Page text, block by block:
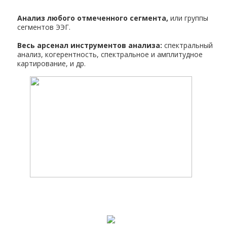
Анализ любого отмеченного сегмента, или группы
сегментов ЭЭГ.
Весь арсенал инструментов анализа: спектральный
анализ, когерентность, спектральное и амплитудное
картирование, и др.